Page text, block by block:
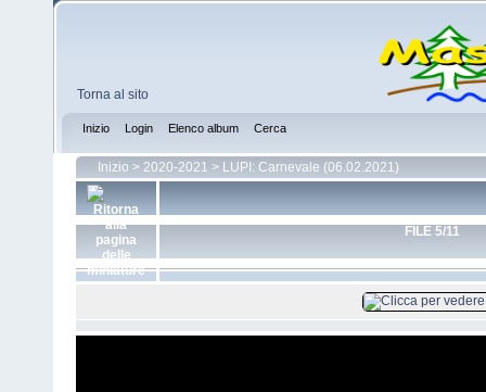
Torna al sito
Inizio Login Elenco album Cerca
Inizio > 2020-2021 > LUPI: Carnevale (06.02.2021)
FILE 5/11